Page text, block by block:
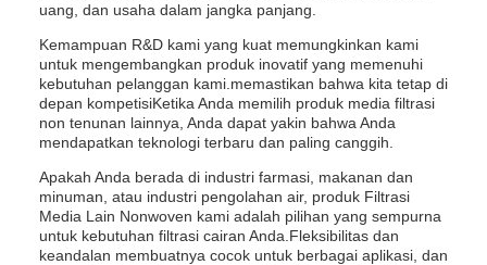
uang, dan usaha dalam jangka panjang.
Kemampuan R&D kami yang kuat memungkinkan kami
untuk mengembangkan produk inovatif yang memenuhi
kebutuhan pelanggan kami.memastikan bahwa kita tetap di
depan kompetisiKetika Anda memilih produk media filtrasi
non tenunan lainnya, Anda dapat yakin bahwa Anda
mendapatkan teknologi terbaru dan paling canggih.
Apakah Anda berada di industri farmasi, makanan dan
minuman, atau industri pengolahan air, produk Filtrasi
Media Lain Nonwoven kami adalah pilihan yang sempurna
untuk kebutuhan filtrasi cairan Anda.Fleksibilitas dan
keandalan membuatnya cocok untuk berbagai aplikasi, dan